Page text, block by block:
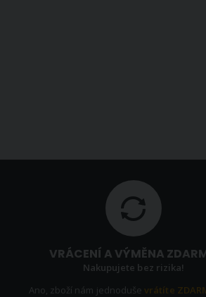
VRÁCENÍ A VÝMĚNA
Nakupujete bez rizika!
Ano, zboží nám jednoduševrátíte